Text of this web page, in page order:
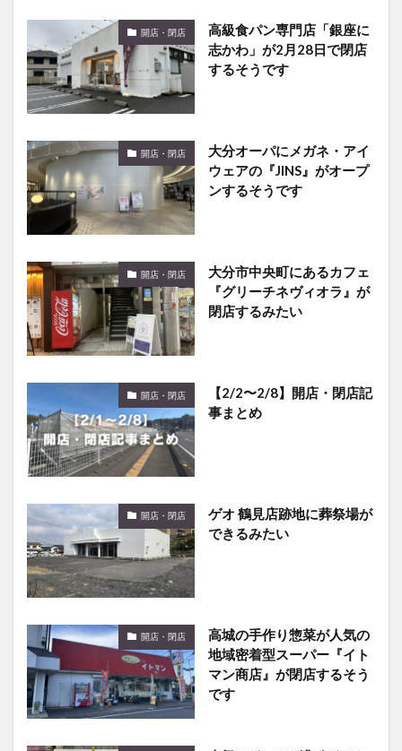
開店・閉店
高級食パン専門店「銀座に
志かわ」が2月28日で閉店
するそうです
開店・閉店
大分オーパにメガネ・アイ
ウェアの『JINS』がオープ
ンするそうです
開店・閉店
大分市中央町にあるカフェ
『グリーチネヴィオラ』が
閉店するみたい
開店・閉店
【2/2〜2/8】開店・閉店記
事まとめ
開店・閉店
ゲオ 鶴見店跡地に葬祭場が
できるみたい
開店・閉店
高城の手作り惣菜が人気の
地域密着型スーパー『イト
マン商店』が閉店するそう
です